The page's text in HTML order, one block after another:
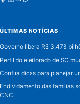
ÚLTIMAS NOTÍCIAS
Governo libera R$ 3,473
Perfil do eleitorado de SC
Confira dicas para planejar
Endividamento das famílias
CNC